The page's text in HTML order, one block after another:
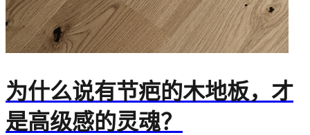
企业资讯
行业资讯
为什么说有节疤的木地板，才
是高级感的灵魂？